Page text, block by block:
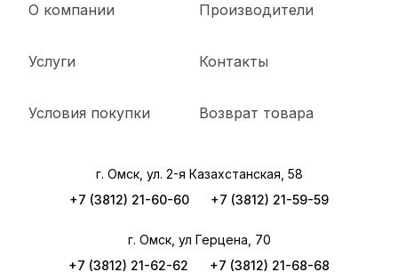
О компании
Услуги
Условия покупки
Производители
Контакты
Возврат товара
г. Омск, ул. 2-я Казахстанская, 58
+7 (3812) 21-60-60
+7 (3812) 21-59-59
г. Омск, ул Герцена, 70
+7 (3812) 21-62-62
+7 (3812) 21-68-68